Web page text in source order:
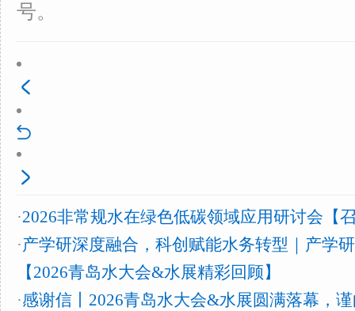
号。
·2026非常规水在绿色低碳领域应用研讨会【
·产学研深度融合，科创赋能水务转型｜产学
【2026青岛水大会&水展精彩回顾】
·感谢信丨2026青岛水大会&水展圆满落幕，